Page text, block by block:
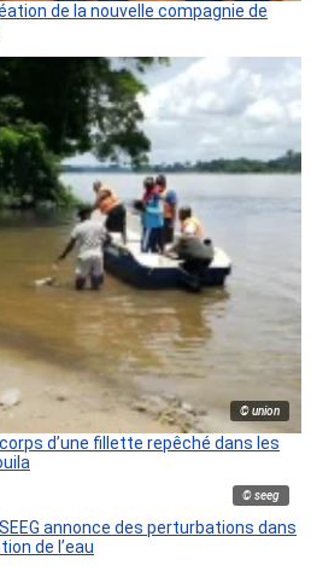
de la nouvelle compagnie de
© union
d’une fillette repêché dans les
© seeg
annonce des perturbations dans
de l’eau